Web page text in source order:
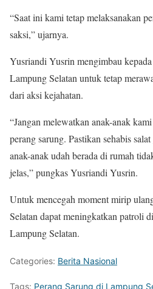
“Saat ini kami tetap melaksanakan
saksi,” ujarnya.
Yusriandi Yusrin mengimbau
Lampung Selatan untuk tetap
dari aksi kejahatan.
“Jangan melewatkan anak-anak
perang sarung. Pastikan sehabis salat
anak-anak udah berada di rumah
jelas,” pungkas Yusriandi Yusrin.
Untuk mencegah moment mirip
Selatan dapat meningkatkan patroli
Lampung Selatan.
Categories: Berita Nasional
Tags: Perang Sarung di Lampung